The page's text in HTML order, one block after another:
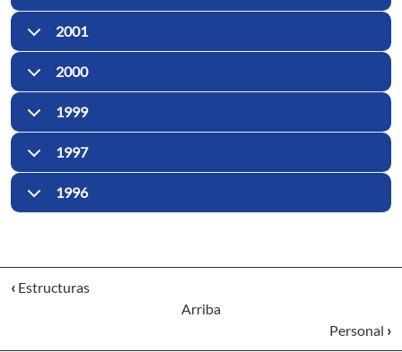
2001
2000
1999
1997
1996
‹ Estructuras
Arriba
Personal ›